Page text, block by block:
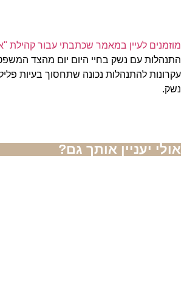
מוזמנים לעיין במאמר שכתבתי עבור קהילת
עקרונות להתנהלות נכונה שתחסוך בעיות
נשק.
אולי יעניין אותך גם?